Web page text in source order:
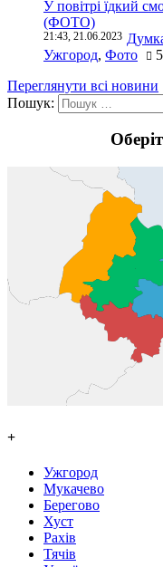
У повітрі їдкий
(ФОТО)
21:43, 21.06.2023
Ужгород, Фото
Переглянути всі новини
Пошук:
+
Ужгород
Мукачево
Берегово
Хуст
Рахів
Тячів